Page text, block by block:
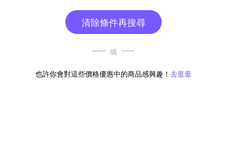
清除條件再搜尋
或
也許你會對這些價格優惠中的商品感興趣！ 去逛逛